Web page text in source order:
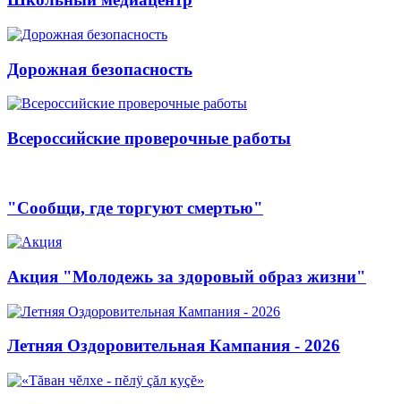
Дорожная безопасность
Всероссийские проверочные работы
"Сообщи, где торгуют смертью"
Акция "Молодежь за здоровый образ жизни"
Летняя Оздоровительная Кампания - 2026